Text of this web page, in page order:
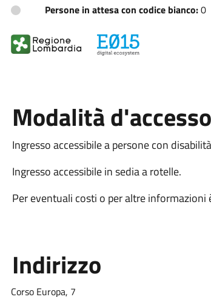
Persone in attesa con codice bianco:0
Modalità d'accesso
Ingresso accessibile a persone con
Ingresso accessibile in sedia a rotelle.
Per eventuali costi o per altre
Indirizzo
Corso Europa, 7